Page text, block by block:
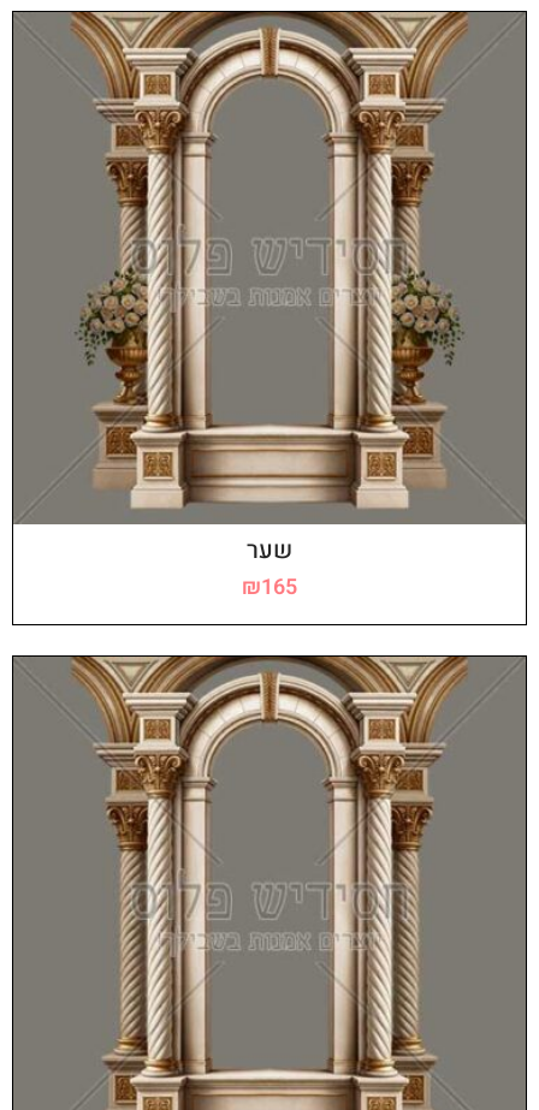
שער
₪165